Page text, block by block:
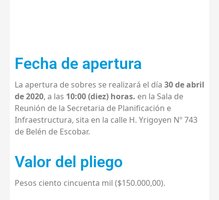
Fecha de apertura
La apertura de sobres se realizará el día 30 de abril
de 2020, a las 10:00 (diez) horas. en la Sala de
Reunión de la Secretaria de Planificación e
Infraestructura, sita en la calle H. Yrigoyen Nº 743
de Belén de Escobar.
Valor del pliego
Pesos ciento cincuenta mil ($150.000,00).